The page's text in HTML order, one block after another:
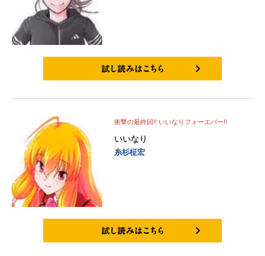
衝撃の最終回!! いいなりフォーエバー!!
いいなり
糸杉柾宏